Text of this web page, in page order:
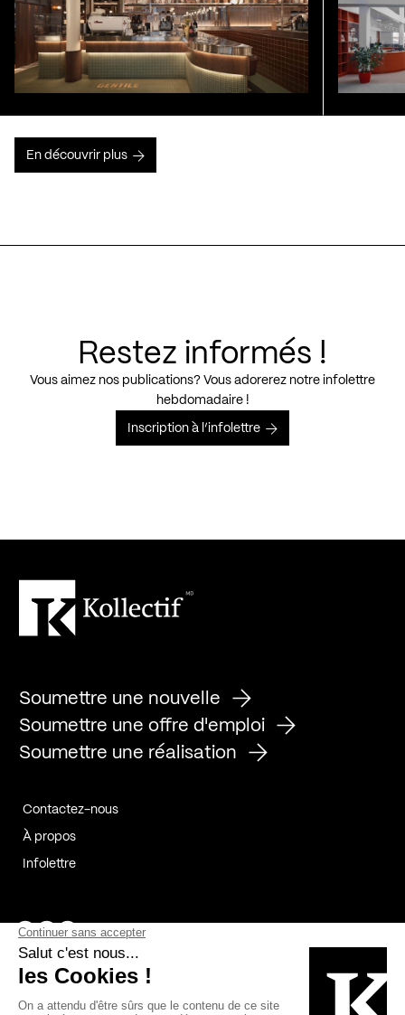
En découvrir plus
Restez informés !
Vous aimez nos publications? Vous adorerez notre infolettre
hebdomadaire !
Inscription à l’infolettre
Soumettre une nouvelle
Soumettre une offre d'emploi
Soumettre une réalisation
Contactez-nous
À propos
Infolettre
Page Facebook de Kollectif
Page Instagram de Kollectif
Page Linkedin de Kollectif